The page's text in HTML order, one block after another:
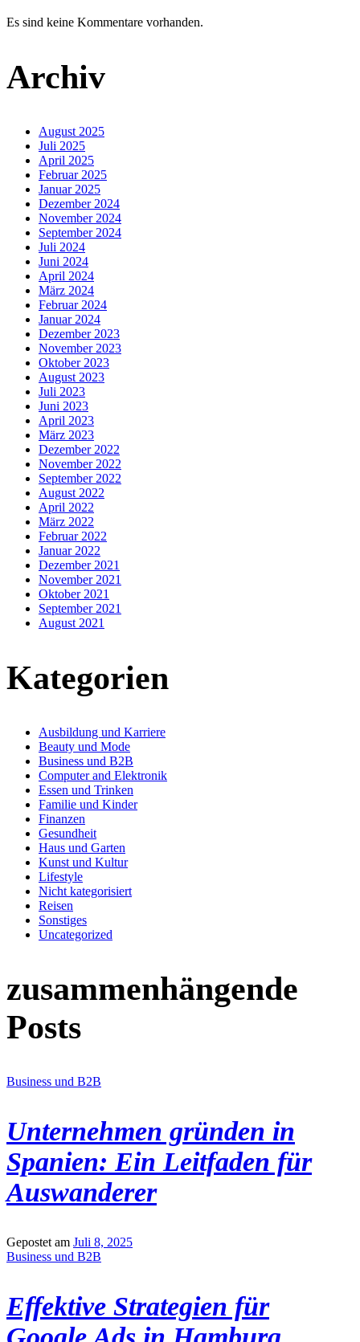
Es sind keine Kommentare vorhanden.
Archiv
August 2025
Juli 2025
April 2025
Februar 2025
Januar 2025
Dezember 2024
November 2024
September 2024
Juli 2024
Juni 2024
April 2024
März 2024
Februar 2024
Januar 2024
Dezember 2023
November 2023
Oktober 2023
August 2023
Juli 2023
Juni 2023
April 2023
März 2023
Dezember 2022
November 2022
September 2022
August 2022
April 2022
März 2022
Februar 2022
Januar 2022
Dezember 2021
November 2021
Oktober 2021
September 2021
August 2021
Kategorien
Ausbildung und Karriere
Beauty und Mode
Business und B2B
Computer and Elektronik
Essen und Trinken
Familie und Kinder
Finanzen
Gesundheit
Haus und Garten
Kunst und Kultur
Lifestyle
Nicht kategorisiert
Reisen
Sonstiges
Uncategorized
zusammenhängende
Posts
Business und B2B
Unternehmen gründen in
Spanien: Ein Leitfaden für
Auswanderer
Gepostet am Juli 8, 2025
Business und B2B
Effektive Strategien für